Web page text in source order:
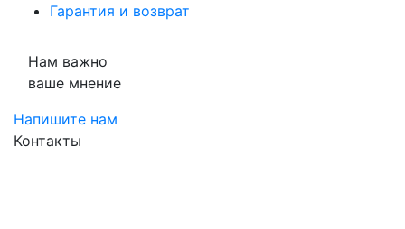
Гарантия и возврат
Нам важно
ваше мнение
Напишите нам
Контакты